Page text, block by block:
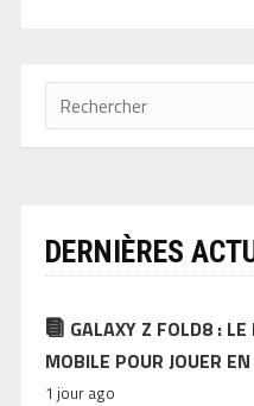
DERNIÈRES
GALAXY Z FOLD8 :
MOBILE POUR JOUER
1 jour ago